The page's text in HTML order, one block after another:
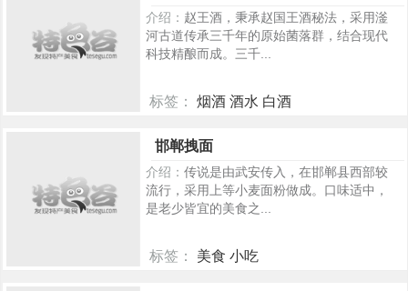
介绍： 赵王酒，秉承赵国王酒秘法，采用滏
河古道传承三千年的原始菌落群，结合现代
科技精酿而成。三千...
标签： 烟酒 酒水 白酒
邯郸拽面
介绍： 传说是由武安传入，在邯郸县西部较
流行，采用上等小麦面粉做成。口味适中，
是老少皆宜的美食之...
标签： 美食 小吃